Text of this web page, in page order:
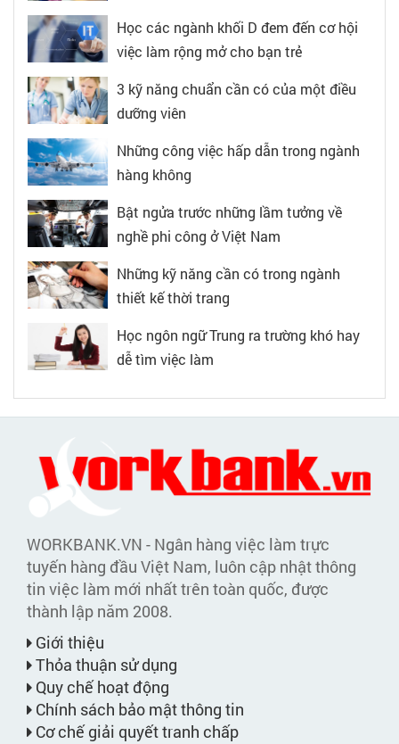
Học các ngành khối D đem đến cơ hội
việc làm rộng mở cho bạn trẻ
3 kỹ năng chuẩn cần có của một điều
dưỡng viên
Những công việc hấp dẫn trong ngành
hàng không
Bật ngửa trước những lầm tưởng về
nghề phi công ở Việt Nam
Những kỹ năng cần có trong ngành
thiết kế thời trang
Học ngôn ngữ Trung ra trường khó hay
dễ tìm việc làm
WORKBANK.VN - Ngân hàng việc làm trực
tuyến hàng đầu Việt Nam, luôn cập nhật thông
tin việc làm mới nhất trên toàn quốc, được
thành lập năm 2008.
Giới thiệu
Thỏa thuận sử dụng
Quy chế hoạt động
Chính sách bảo mật thông tin
Cơ chế giải quyết tranh chấp